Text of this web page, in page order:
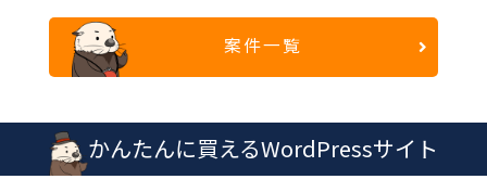
案件一覧
かんたんに買えるWordPressサイト